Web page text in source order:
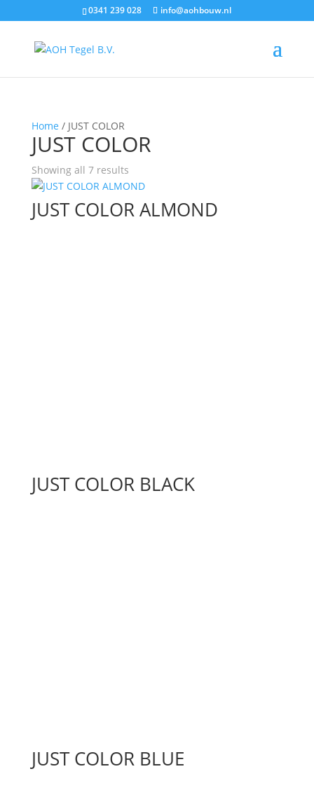
0341 239 028 info@aohbouw.nl
Home / JUST COLOR
JUST COLOR
Showing all 7 results
JUST COLOR ALMOND
JUST COLOR BLACK
JUST COLOR BLUE